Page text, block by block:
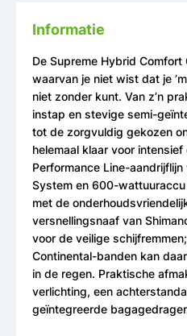
Informatie
De Supreme Hybrid
waarvan je niet wist dat je
niet zonder kunt. Van z’n
instap en stevige semi-
tot de zorgvuldig gekozen
helemaal klaar voor
Performance Line-
System en 600-wattuuraccu
met de
versnellingsnaaf van
voor de veilige
Continental-banden kan
in de regen. Praktische
verlichting, een
geïntegreerde